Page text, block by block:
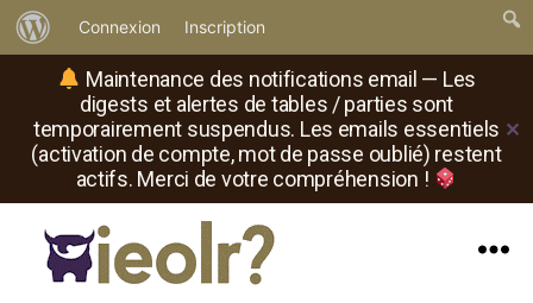
Maintenance des notifications email — Les
digests et alertes de tables / parties sont
temporairement suspendus. Les emails essentiels
(activation de compte, mot de passe oublié) restent
actifs. Merci de votre compréhension !
✕
propos
de
WordPress
Connexion Inscription